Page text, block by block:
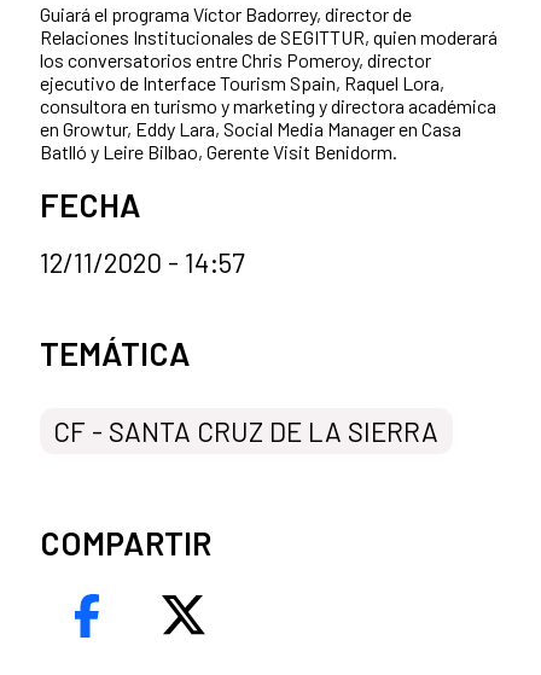
Guiará el programa Víctor Badorrey, director de
Relaciones Institucionales de SEGITTUR, quien moderará
los conversatorios entre Chris Pomeroy, director
ejecutivo de Interface Tourism Spain, Raquel Lora,
consultora en turismo y marketing y directora académica
en Growtur, Eddy Lara, Social Media Manager en Casa
Batlló y Leire Bilbao, Gerente Visit Benidorm.
FECHA
12/11/2020 - 14:57
Categorías de la noticia
TEMÁTICA
CF - SANTA CRUZ DE LA SIERRA
COMPARTIR